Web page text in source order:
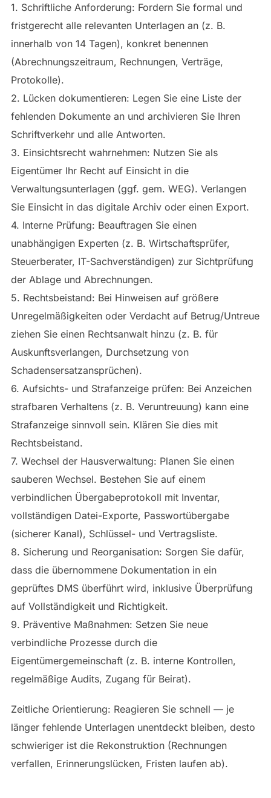
1. Schriftliche Anforderung: Fordern Sie formal und
fristgerecht alle relevanten Unterlagen an (z. B.
innerhalb von 14 Tagen), konkret benennen
(Abrechnungszeitraum, Rechnungen, Verträge,
Protokolle).
2. Lücken dokumentieren: Legen Sie eine Liste der
fehlenden Dokumente an und archivieren Sie Ihren
Schriftverkehr und alle Antworten.
3. Einsichtsrecht wahrnehmen: Nutzen Sie als
Eigentümer Ihr Recht auf Einsicht in die
Verwaltungsunterlagen (ggf. gem. WEG). Verlangen
Sie Einsicht in das digitale Archiv oder einen Export.
4. Interne Prüfung: Beauftragen Sie einen
unabhängigen Experten (z. B. Wirtschaftsprüfer,
Steuerberater, IT-Sachverständigen) zur Sichtprüfung
der Ablage und Abrechnungen.
5. Rechtsbeistand: Bei Hinweisen auf größere
Unregelmäßigkeiten oder Verdacht auf Betrug/Untreue
ziehen Sie einen Rechtsanwalt hinzu (z. B. für
Auskunftsverlangen, Durchsetzung von
Schadensersatzansprüchen).
6. Aufsichts- und Strafanzeige prüfen: Bei Anzeichen
strafbaren Verhaltens (z. B. Veruntreuung) kann eine
Strafanzeige sinnvoll sein. Klären Sie dies mit
Rechtsbeistand.
7. Wechsel der Hausverwaltung: Planen Sie einen
sauberen Wechsel. Bestehen Sie auf einem
verbindlichen Übergabeprotokoll mit Inventar,
vollständigen Datei-Exporte, Passwortübergabe
(sicherer Kanal), Schlüssel- und Vertragsliste.
8. Sicherung und Reorganisation: Sorgen Sie dafür,
dass die übernommene Dokumentation in ein
geprüftes DMS überführt wird, inklusive Überprüfung
auf Vollständigkeit und Richtigkeit.
9. Präventive Maßnahmen: Setzen Sie neue
verbindliche Prozesse durch die
Eigentümergemeinschaft (z. B. interne Kontrollen,
regelmäßige Audits, Zugang für Beirat).
Zeitliche Orientierung: Reagieren Sie schnell — je
länger fehlende Unterlagen unentdeckt bleiben, desto
schwieriger ist die Rekonstruktion (Rechnungen
verfallen, Erinnerungslücken, Fristen laufen ab).